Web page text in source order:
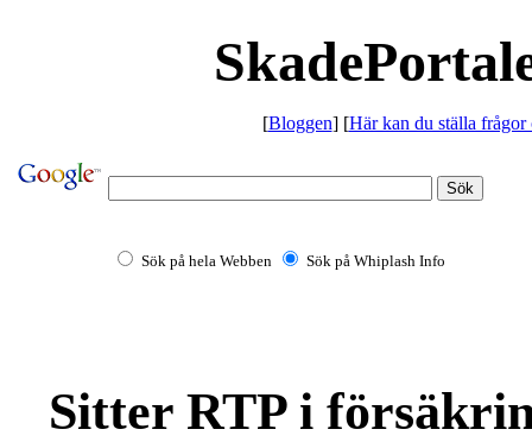
[Bloggen] [Här kan du ställa frågor
Sök på hela Webben Sök på Whiplash Info
Sitter RTP i